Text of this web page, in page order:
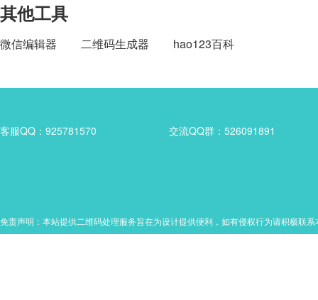
其他工具
微信编辑器 二维码生成器 hao123百科
客服QQ：925781570 交流QQ群：526091891
免责声明：本站提供二维码处理服务旨在为设计提供便利，如有侵权行为请积极联